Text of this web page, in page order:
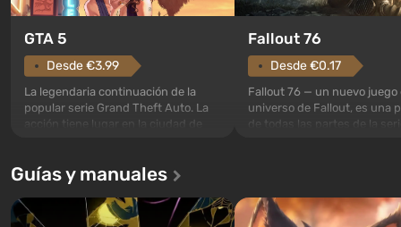
GTA 5
Desde €3.99
La legendaria continuación de la
popular serie Grand Theft Auto. La
acción tiene lugar en la ciudad de
primera vez, el juego contará la
historia de tres personajes: Michael,
Trevor y Franklin, entre los cuales
podrás cambi...
Fallout 76
Desde €0.17
Fallout 76 — un nuevo juego
universo de Fallout, es una
de todas las partes de la
abrirse primero después de
caigan las bombas n...
Guías y manuales